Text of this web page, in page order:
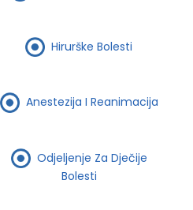
Hirurške Bolesti
Anestezija I Reanimacija
Odjeljenje Za Dječije
Bolesti